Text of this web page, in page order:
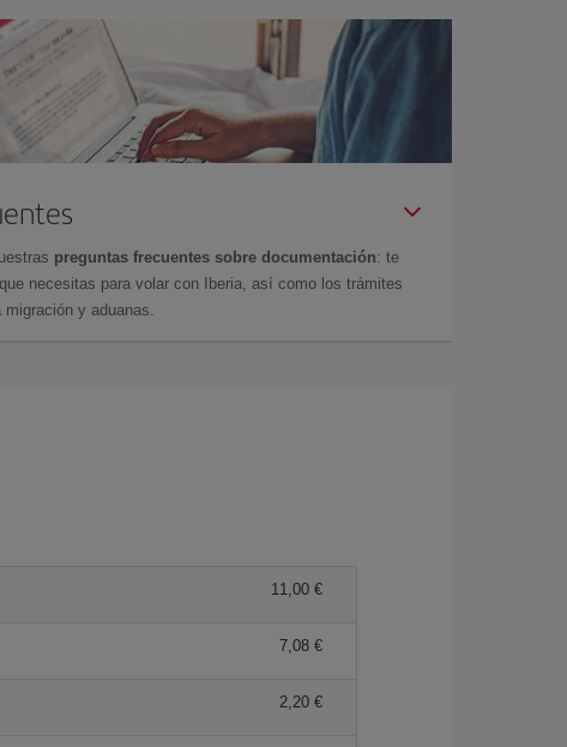
preguntas frecuentes sobre documentación: te
necesitas para volar con Iberia, así como los trámites
y aduanas.
11,00
7,08
2,20